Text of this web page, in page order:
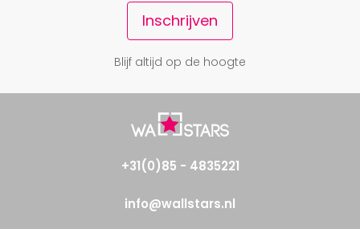
Inschrijven
Blijf altijd op de hoogte
+31(0)85 - 4835221
info@wallstars.nl